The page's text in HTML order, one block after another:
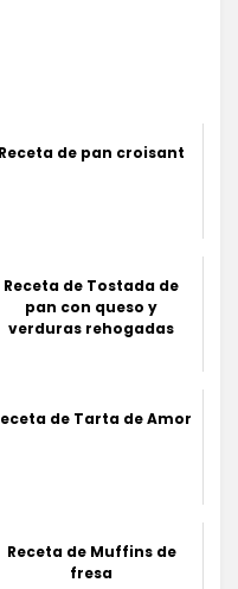
Receta de pan croisant
Receta de Tostada de
pan con queso y
verduras rehogadas
de Tarta de Amor
Receta de Muffins de
fresa